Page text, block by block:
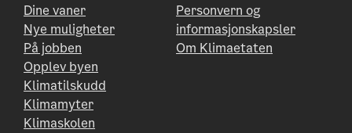
Dine vaner
Nye muligheter
På jobben
Opplev byen
Klimatilskudd
Klimamyter
Klimaskolen
Personvern og
informasjonskapsler
Om Klimaetaten